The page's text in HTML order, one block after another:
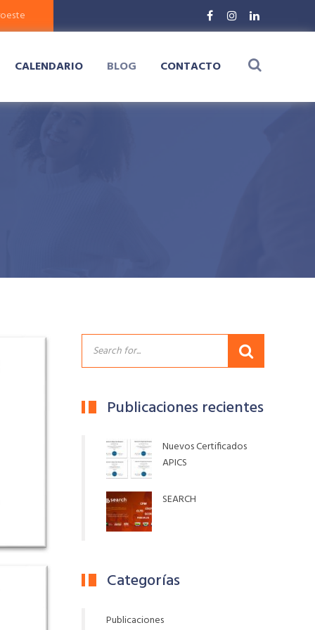
CALENDARIO BLOG CONTACTO
Publicaciones recientes
Nuevos Certificados
APICS
SEARCH
Categorías
Publicaciones